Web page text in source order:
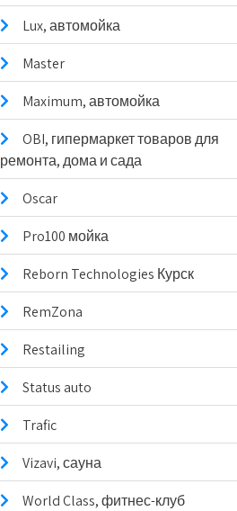
Lux, автомойка
Master
Maximum, автомойка
OBI, гипермаркет товаров для
ремонта, дома и сада
Oscar
Pro100 мойка
Reborn Technologies Курск
RemZona
Restailing
Status auto
Trafic
Vizavi, сауна
World Class, фитнес-клуб